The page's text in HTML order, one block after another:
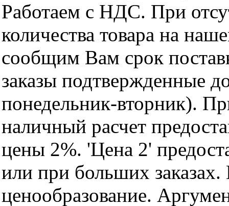
Работаем с НДС. При
количества товара на
сообщим Вам срок
заказы подтвержденные
понедельник-вторник).
наличный расчет
цены 2%. 'Цена 2'
или при больших
ценообразование.